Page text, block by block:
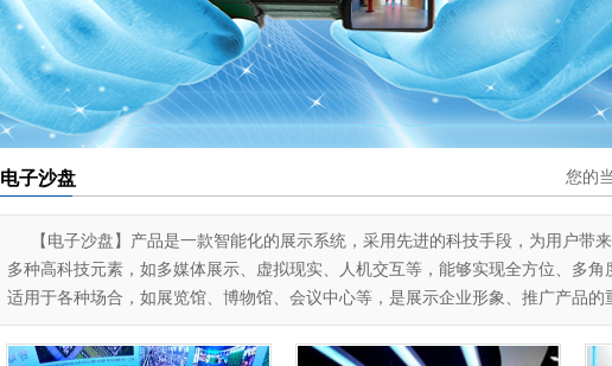
电子沙盘 您的
【电子沙盘】产品是一款智能化的展示系统，采用先进的科技手段，为用户带
多种高科技元素，如多媒体展示、虚拟现实、人机交互等，能够实现全方位、多
适用于各种场合，如展览馆、博物馆、会议中心等，是展示企业形象、推广产品的